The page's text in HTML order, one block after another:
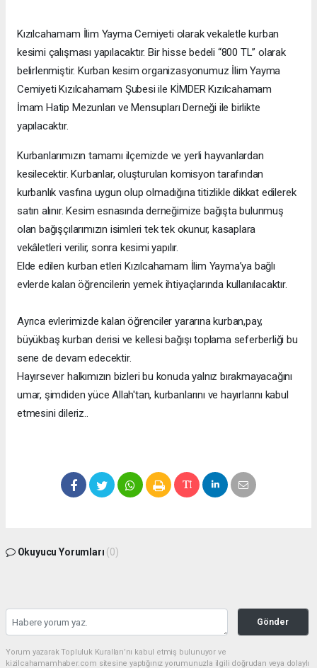
Kızılcahamam İlim Yayma Cemiyeti olarak vekaletle kurban
kesimi çalışması yapılacaktır. Bir hisse bedeli “800 TL” olarak
belirlenmiştir. Kurban kesim organizasyonumuz İlim Yayma
Cemiyeti Kızılcahamam Şubesi ile KİMDER Kızılcahamam
İmam Hatip Mezunları ve Mensupları Derneği ile birlikte
yapılacaktır.
Kurbanlarımızın tamamı ilçemizde ve yerli hayvanlardan
kesilecektir. Kurbanlar, oluşturulan komisyon tarafından
kurbanlık vasfına uygun olup olmadığına titizlikle dikkat edilerek
satın alınır. Kesim esnasında derneğimize bağışta bulunmuş
olan bağışçılarımızın isimleri tek tek okunur, kasaplara
vekâletleri verilir, sonra kesimi yapılır.
Elde edilen kurban etleri Kızılcahamam İlim Yayma’ya bağlı
evlerde kalan öğrencilerin yemek ihtiyaçlarında kullanılacaktır.
Ayrıca evlerimizde kalan öğrenciler yararına kurban,pay,
büyükbaş kurban derisi ve kellesi bağışı toplama seferberliği bu
sene de devam edecektir.
Hayırsever halkımızın bizleri bu konuda yalnız bırakmayacağını
umar, şimdiden yüce Allah'tan, kurbanlarını ve hayırlarını kabul
etmesini dileriz..
Okuyucu Yorumları (0)
Gönder
Yorum yazarak Topluluk Kuralları’nı kabul etmiş bulunuyor ve
kizilcahamamhaber.com sitesine yaptığınız yorumunuzla ilgili doğrudan veya dolaylı